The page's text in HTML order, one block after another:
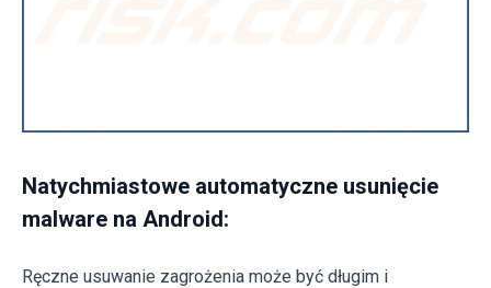
Natychmiastowe automatyczne usunięcie
malware na Android:
Ręczne usuwanie zagrożenia może być długim i